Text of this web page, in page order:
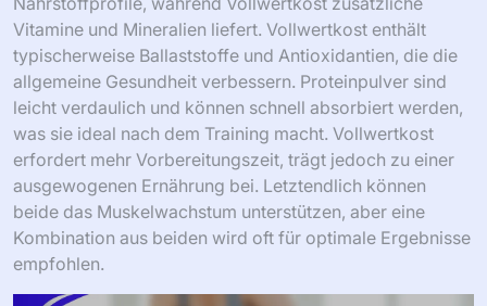
Vitamine und Mineralien liefert. Vollwertkost enthält
typischerweise Ballaststoffe und Antioxidantien, die die
allgemeine Gesundheit verbessern. Proteinpulver sind
leicht verdaulich und können schnell absorbiert werden,
was sie ideal nach dem Training macht. Vollwertkost
erfordert mehr Vorbereitungszeit, trägt jedoch zu einer
ausgewogenen Ernährung bei. Letztendlich können
beide das Muskelwachstum unterstützen, aber eine
Kombination aus beiden wird oft für optimale Ergebnisse
empfohlen.